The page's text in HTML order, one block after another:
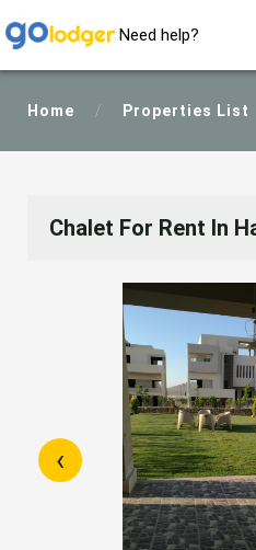
Need help?
Home / Properties List
Chalet For Rent In
‹